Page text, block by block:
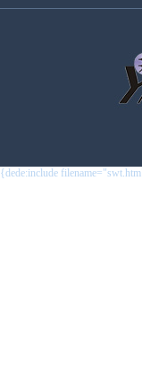
{dede:include